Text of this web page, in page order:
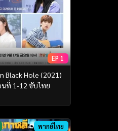
EP 1
Black Hole (2021)
ที่ 1-12 ซับไทย
พากย์ไทย